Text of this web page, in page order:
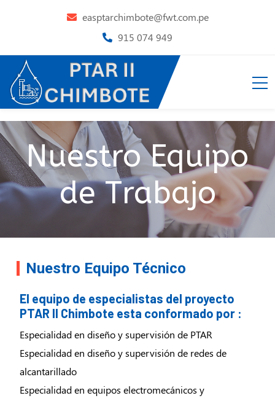
easptarchimbote@fwt.com.pe
915 074 949
Nuestro Equipo
de Trabajo
Nuestro Equipo Técnico
El equipo de especialistas del proyecto
PTAR II Chimbote esta conformado por :
Especialidad en diseño y supervisión de PTAR
Especialidad en diseño y supervisión de redes de
alcantarillado
Especialidad en equipos electromecánicos y